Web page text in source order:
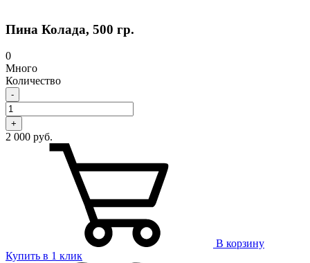
Пина Колада, 500 гр.
0
Много
Количество
-
+
2 000 руб.
В корзину
Купить в 1 клик